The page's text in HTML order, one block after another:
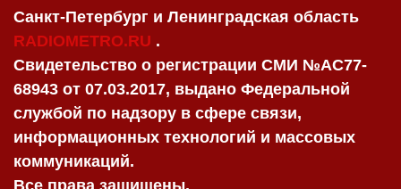
Санкт-Петербург и Ленинградская область
RADIOMETRO.RU .
Свидетельство о регистрации СМИ №AC77-
68943 от 07.03.2017, выдано Федеральной
службой по надзору в сфере связи,
информационных технологий и массовых
коммуникаций.
Все права защищены.